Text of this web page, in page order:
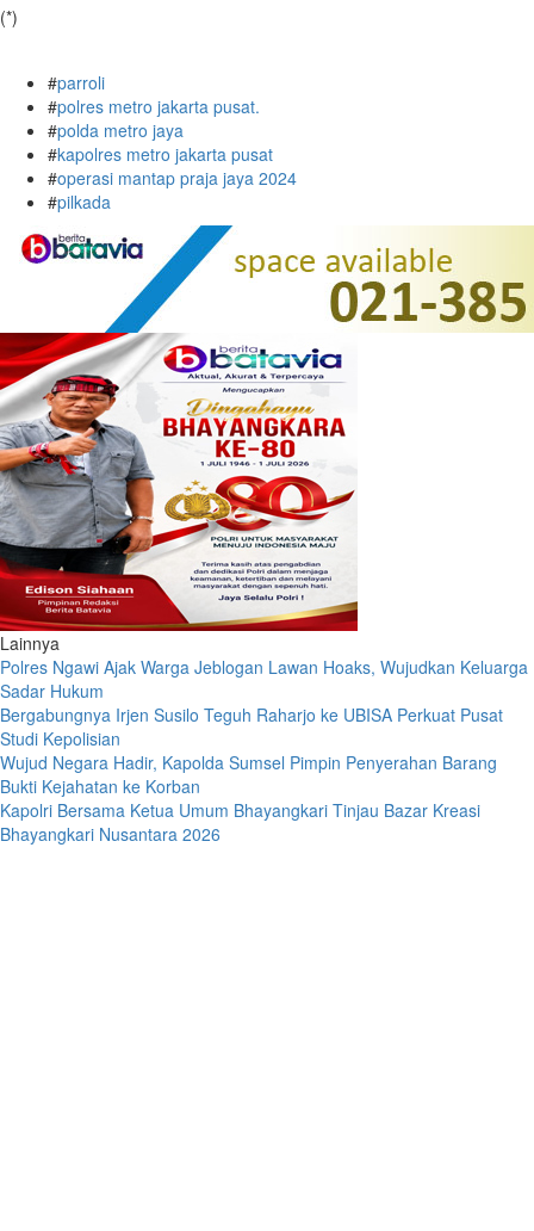
(*)
#parroli
#polres metro jakarta pusat.
#polda metro jaya
#kapolres metro jakarta pusat
#operasi mantap praja jaya 2024
#pilkada
Lainnya
Polres Ngawi Ajak Warga Jeblogan Lawan Hoaks, Wujudkan Keluarga
Sadar Hukum
Bergabungnya Irjen Susilo Teguh Raharjo ke UBISA Perkuat Pusat
Studi Kepolisian
Wujud Negara Hadir, Kapolda Sumsel Pimpin Penyerahan Barang
Bukti Kejahatan ke Korban
Kapolri Bersama Ketua Umum Bhayangkari Tinjau Bazar Kreasi
Bhayangkari Nusantara 2026